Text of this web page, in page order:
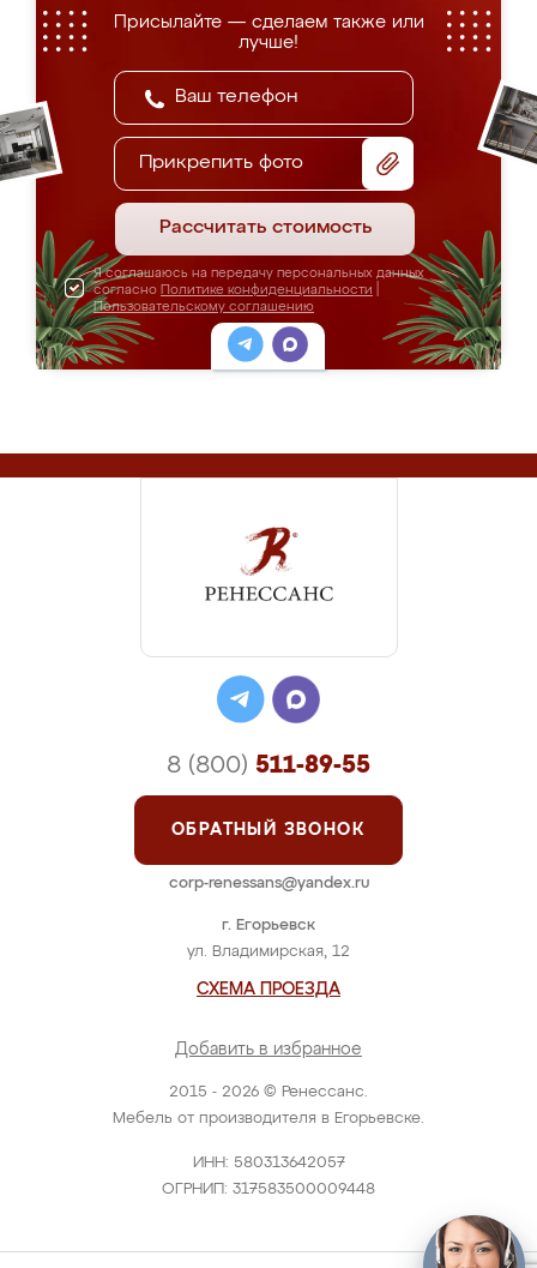
Присылайте — сделаем также или
лучше!
Прикрепить фото
Рассчитать стоимость
Я соглашаюсь на передачу персональных данных
согласно Политике конфиденциальности
Пользовательскому соглашению
2015 - 2026 © Ренессанс.
Мебель от производителя в Егорьевске.
ИНН: 580313642057
ОГРНИП: 317583500009448
г. Егорьевск
ул. Владимирская, 12
СХЕМА ПРОЕЗДА
Добавить в избранное
8 (800) 511-89-55
ОБРАТНЫЙ ЗВОНОК
corp-renessans@yandex.ru